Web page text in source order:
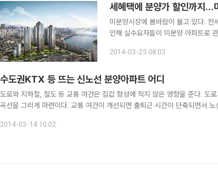
세혜택에 분양가 할인까지…
미분양시장에 봄바람이 불고 있다.
인해 실수요자들이 미분양 아파트로 관심이 몰리고 있
지난 2006년 5월 이후 7년 8개월 만
2014-03-25 08:03
수도권KTX 등 뜨는 신노선 분양아파트 어디
도로와 지하철, 철도 등 교통 여건은 집값 형성에 적지 않은 영향을 준다. 도
곡선을 그리게 마련이다. 교통 여건이 개선되면 출퇴근 시간이 단축되면서 노선 주변에 인구가 유입되고 주택ㆍ임대 수요가 증가해 환금성
2014-03-14 10:02